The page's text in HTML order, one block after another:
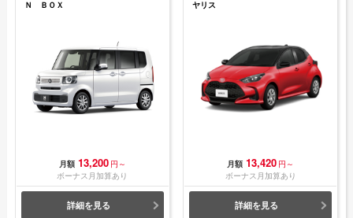
Ｎ ＢＯＸ
月額 13,200 円～
ボーナス月加算あり
詳細を見る
ヤリス
月額 13,420 円～
ボーナス月加算あり
詳細を見る